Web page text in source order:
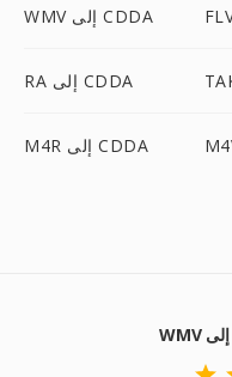
WMV إلى CDDA
RA إلى CDDA
M4R إلى CDDA